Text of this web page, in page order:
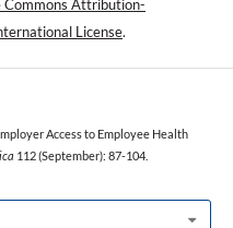
Commons Attribution-
License.
Access to Employee Health
112 (September): 87-104.